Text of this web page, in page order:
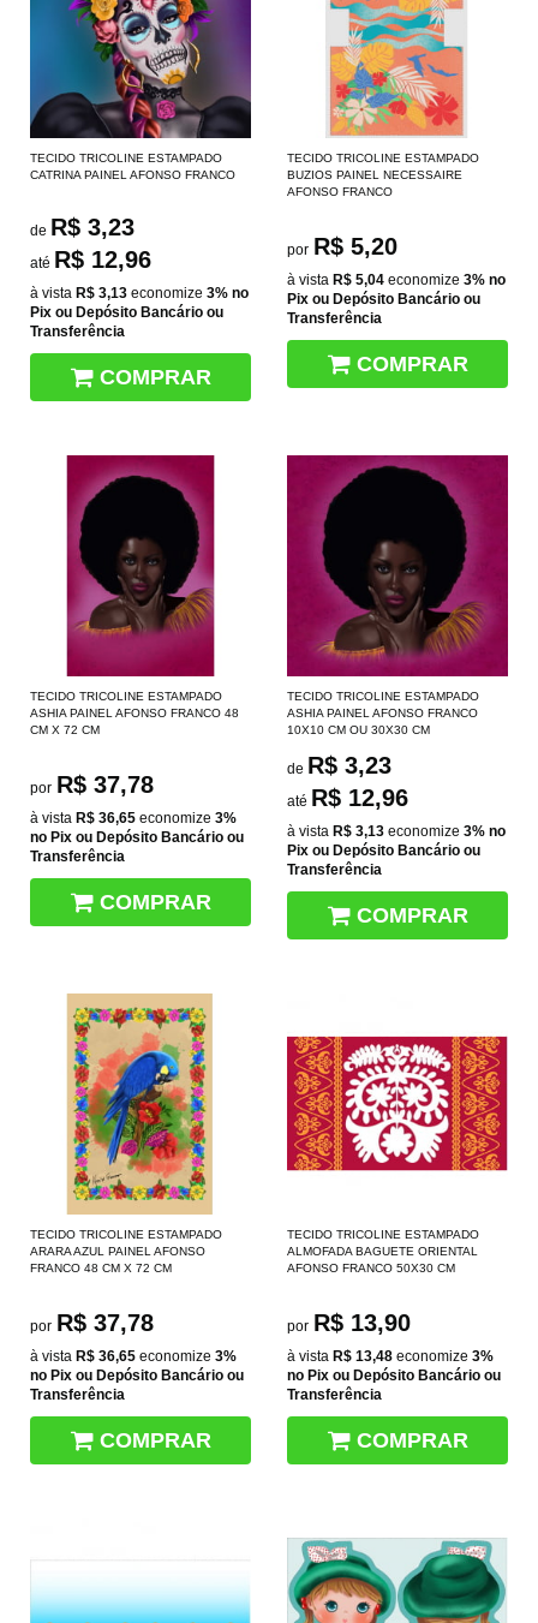
TECIDO TRICOLINE ESTAMPADO
CATRINA PAINEL AFONSO FRANCO
de R$ 3,23
até R$ 12,96
à vista R$ 3,13 economize 3% no
Pix ou Depósito Bancário ou
Transferência
COMPRAR
TECIDO TRICOLINE ESTAMPADO
BUZIOS PAINEL NECESSAIRE
AFONSO FRANCO
por R$ 5,20
à vista R$ 5,04 economize 3% no
Pix ou Depósito Bancário ou
Transferência
COMPRAR
TECIDO TRICOLINE ESTAMPADO
ASHIA PAINEL AFONSO FRANCO 48
CM X 72 CM
por R$ 37,78
à vista R$ 36,65 economize 3%
no Pix ou Depósito Bancário ou
Transferência
COMPRAR
TECIDO TRICOLINE ESTAMPADO
ASHIA PAINEL AFONSO FRANCO
10X10 CM OU 30X30 CM
de R$ 3,23
até R$ 12,96
à vista R$ 3,13 economize 3% no
Pix ou Depósito Bancário ou
Transferência
COMPRAR
TECIDO TRICOLINE ESTAMPADO
ARARA AZUL PAINEL AFONSO
FRANCO 48 CM X 72 CM
por R$ 37,78
à vista R$ 36,65 economize 3%
no Pix ou Depósito Bancário ou
Transferência
COMPRAR
TECIDO TRICOLINE ESTAMPADO
ALMOFADA BAGUETE ORIENTAL
AFONSO FRANCO 50X30 CM
por R$ 13,90
à vista R$ 13,48 economize 3%
no Pix ou Depósito Bancário ou
Transferência
COMPRAR